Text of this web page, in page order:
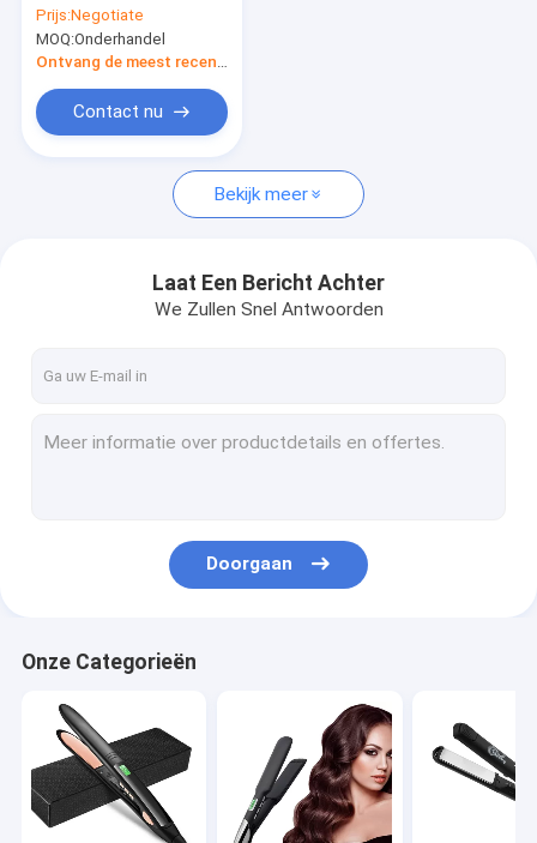
Fabrieksreis
Kwaliteitscontrole
Verzoek om een Citaat
De Gelijkrichter van het titaniumhaar
Ceramische Haargelijkrichter
Drogere Snelle
Drogende het
Hoteldroogkap van
Prijs:Negotiate
MOQ:Onderhandel
Ontvang de meest recente Prijs
Contact nu
Bekijk meer
Laat Een Bericht Achter
We Zullen Snel Antwoorden
Doorgaan
Onze Categorieën